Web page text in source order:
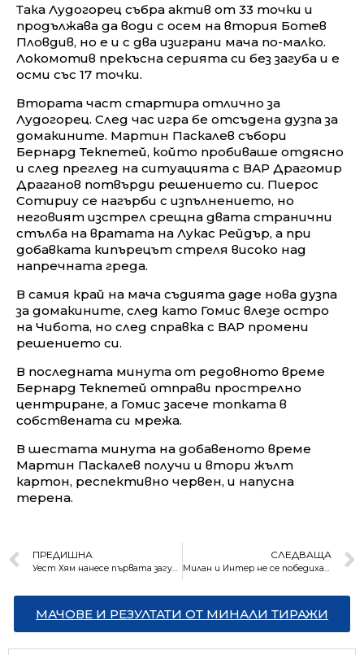
Така Лудогорец събра актив от 33 точки и
продължава да води с осем на втория Ботев
Пловдив, но е и с два изиграни мача по-малко.
Локомотив прекъсна серията си без загуба и е
осми със 17 точки.
Втората част стартира отлично за
Лудогорец. След час игра бе отсъдена дузпа за
домакините. Мартин Паскалев събори
Бернард Текпетей, който пробиваше отдясно
и след преглед на ситуацията с ВАР Драгомир
Драганов потвърди решението си. Пиерос
Сотириу се нагърби с изпълнението, но
неговият изстрел срещна двата странични
стълба на вратата на Лукас Рейдър, а при
добавката кипърецът стреля високо над
напречната греда.
В самия край на мача съдията даде нова дузпа
за домакините, след като Гомис влезе остро
на Чибота, но след справка с ВАР промени
решението си.
В последната минута от редовното време
Бернард Текпетей отправи прострелно
центриране, а Гомис засече топката в
собствената си мрежа.
В шестата минута на добавеното време
Мартин Паскалев получи и втори жълт
картон, респективно червен, и напусна
терена.
ПРЕДИШНА
Уест Хям нанесе първата загуба на Ливърпул във Висшата лига (резултати)
СЛЕДВАЩА
Милан и Интер не се победиха на “Сан Сиро” (резултати)
МАЧОВЕ И РЕЗУЛТАТИ ОТ МИНАЛИ ТИРАЖИ